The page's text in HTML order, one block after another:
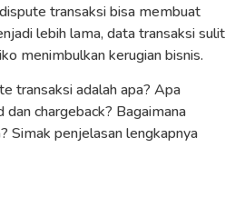
transaksi bisa membuat
lebih lama, data transaksi sulit
menimbulkan kerugian bisnis.
transaksi adalah apa? Apa
chargeback? Bagaimana
Simak penjelasan lengkapnya